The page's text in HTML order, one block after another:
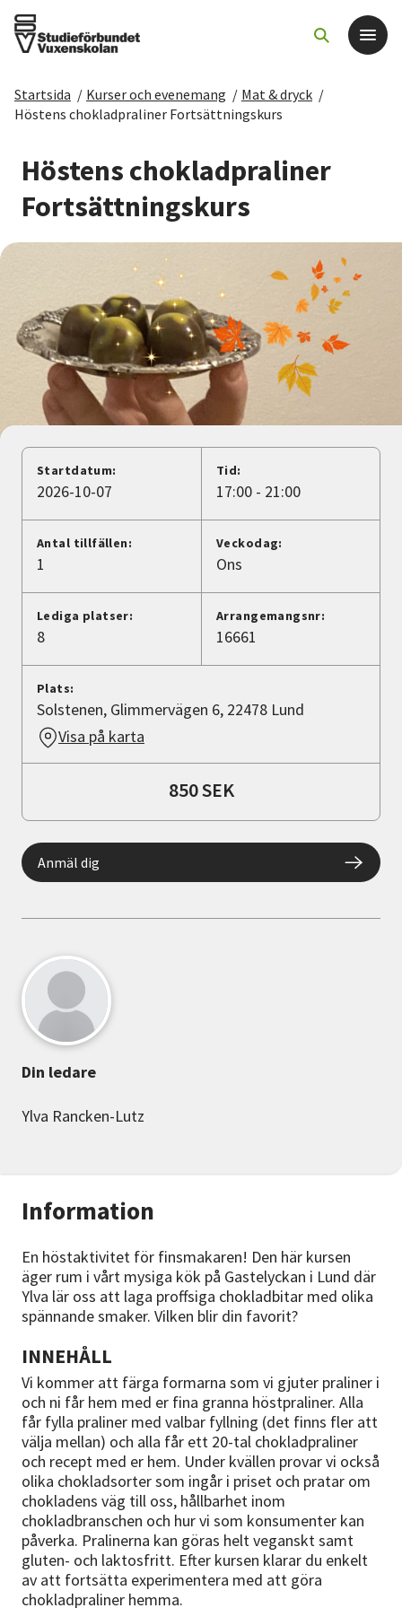
Det här gör vi
För dig som
Sök kurser och evenemang
Starta studiecirkel
Cirkelledare
Nyheter
Avdelningar
Lyssna
Startsida / Kurser och evenemang / Mat & dryck /
Höstens chokladpraliner Fortsättningskurs
Höstens chokladpraliner
Fortsättningskurs
Information
En höstaktivitet för finsmakaren! Den här kursen
äger rum i vårt mysiga kök på Gastelyckan i Lund där
Ylva lär oss att laga proffsiga chokladbitar med olika
spännande smaker. Vilken blir din favorit?
INNEHÅLL
Vi kommer att färga formarna som vi gjuter praliner i
och ni får hem med er fina granna höstpraliner. Alla
får fylla praliner med valbar fyllning (det finns fler att
välja mellan) och alla får ett 20-tal chokladpraliner
och recept med er hem. Under kvällen provar vi också
olika chokladsorter som ingår i priset och pratar om
chokladens väg till oss, hållbarhet inom
chokladbranschen och hur vi som konsumenter kan
påverka. Pralinerna kan göras helt veganskt samt
gluten- och laktosfritt. Efter kursen klarar du enkelt
av att fortsätta experimentera med att göra
chokladpraliner hemma.
Startdatum:
2026-10-07
Tid:
17:00 - 21:00
Antal tillfällen:
1
Veckodag:
Ons
Lediga platser:
8
Arrangemangsnr:
16661
Plats:
Solstenen, Glimmervägen 6, 22478 Lund
Visa på karta
850 SEK
Anmäl dig
Din ledare
Ylva Rancken-Lutz